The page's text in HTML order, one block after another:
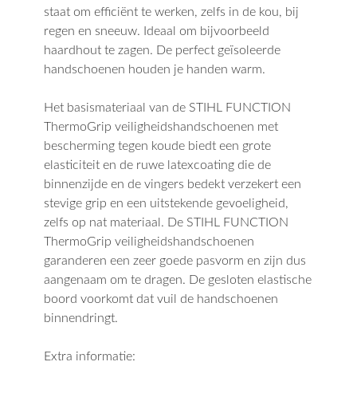
staat om efficiënt te werken, zelfs in de kou, bij
regen en sneeuw. Ideaal om bijvoorbeeld
haardhout te zagen. De perfect geïsoleerde
handschoenen houden je handen warm.
Het basismateriaal van de STIHL FUNCTION
ThermoGrip veiligheidshandschoenen met
bescherming tegen koude biedt een grote
elasticiteit en de ruwe latexcoating die de
binnenzijde en de vingers bedekt verzekert een
stevige grip en een uitstekende gevoeligheid,
zelfs op nat materiaal. De STIHL FUNCTION
ThermoGrip veiligheidshandschoenen
garanderen een zeer goede pasvorm en zijn dus
aangenaam om te dragen. De gesloten elastische
boord voorkomt dat vuil de handschoenen
binnendringt.
Extra informatie: